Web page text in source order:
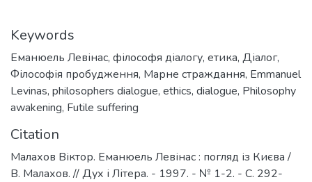
Keywords
Еманюель Левінас, філософя діалогу, етика, Діалог,
Філософія пробудження, Марне страждання, Emmanuel
Levinas, philosophers dialogue, ethics, dialogue, Philosophy
awakening, Futile suffering
Citation
Малахов Віктор. Еманюель Левінас : погляд із Києва /
В. Малахов. // Дух і Літера. - 1997. - № 1-2. - С. 292-